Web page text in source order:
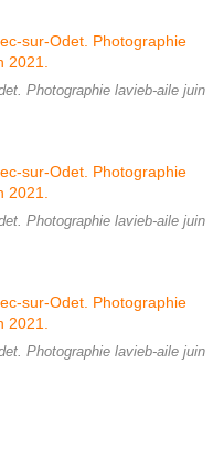
Photographie lavieb-aile juin
Photographie lavieb-aile juin
Photographie lavieb-aile juin